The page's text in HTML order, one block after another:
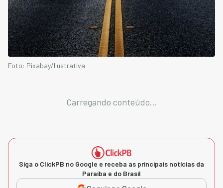
Foto: Pixabay/Ilustrativa
Carregando conteúdo...
Siga o ClickPB no Google e receba as principais notícias da
Paraíba e do Brasil